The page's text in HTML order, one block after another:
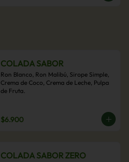
COLADA SABOR
Ron Blanco, Ron Malibú, Sirope Simple,
Crema de Coco, Crema de Leche, Pulpa
de Fruta.
$6.900
COLADA SABOR ZERO